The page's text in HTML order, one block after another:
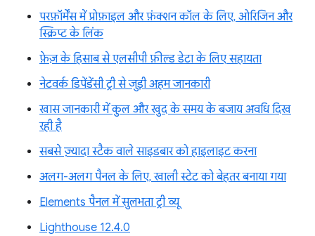
परफ़ॉर्मेंस में प्रोफ़ाइल और फ़ंक्शन कॉल के लिए, ओरिजिन और
स्क्रिप्ट के लिंक
फ़ेज़ के हिसाब से एलसीपी फ़ील्ड डेटा के लिए सहायता
नेटवर्क डिपेंडेंसी ट्री से जुड़ी अहम जानकारी
खास जानकारी में कुल और खुद के समय के बजाय अवधि दिख
रही है
सबसे ज़्यादा स्टैक वाले साइडबार को हाइलाइट करना
अलग-अलग पैनल के लिए, खाली स्टेट को बेहतर बनाया गया
Elements पैनल में सुलभता ट्री व्यू
Lighthouse 12.4.0